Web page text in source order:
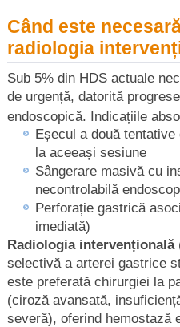
Când este
radiologia
Sub 5% din HDS actuale
de urgență, datorită
endoscopică. Indicațiile
Eșecul a două
la aceeași sesiune
Sângerare masivă cu
necontrolabilă
Perforație gastrică
imediată)
Radiologia intervențională
selectivă a arterei gastrice
este preferată chirurgiei la
(ciroză avansată,
severă), oferind hemostază